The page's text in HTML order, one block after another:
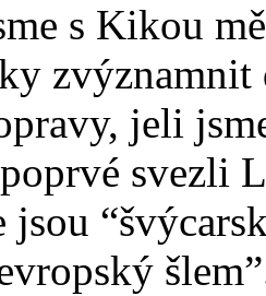
s Kikou
jeli
svezli
jsou